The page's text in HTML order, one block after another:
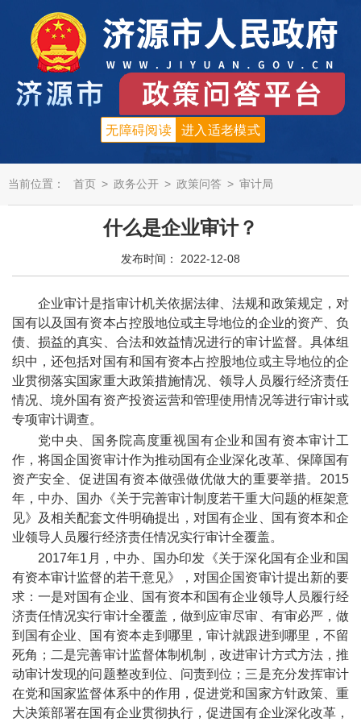
进入适老模式
无障碍阅读
当前位置： 首页 > 政务公开 > 政策问答 > 审计局
什么是企业审计？
发布时间： 2022-12-08
企业审计是指审计机关依据法律、法规和政策规定，对
国有以及国有资本占控股地位或主导地位的企业的资产、负
债、损益的真实、合法和效益情况进行的审计监督。具体组
织中，还包括对国有和国有资本占控股地位或主导地位的企
业贯彻落实国家重大政策措施情况、领导人员履行经济责任
情况、境外国有资产投资运营和管理使用情况等进行审计或
专项审计调查。
党中央、国务院高度重视国有企业和国有资本审计工
作，将国企国资审计作为推动国有企业深化改革、保障国有
资产安全、促进国有资本做强做优做大的重要举措。2015
年，中办、国办《关于完善审计制度若干重大问题的框架意
见》及相关配套文件明确提出，对国有企业、国有资本和企
业领导人员履行经济责任情况实行审计全覆盖。
2017年1月，中办、国办印发《关于深化国有企业和国
有资本审计监督的若干意见》，对国企国资审计提出新的要
求：一是对国有企业、国有资本和国有企业领导人员履行经
济责任情况实行审计全覆盖，做到应审尽审、有审必严，做
到国有企业、国有资本走到哪里，审计就跟进到哪里，不留
死角；二是完善审计监督体制机制，改进审计方式方法，推
动审计发现的问题整改到位、问责到位；三是充分发挥审计
在党和国家监督体系中的作用，促进党和国家方针政策、重
大决策部署在国有企业贯彻执行，促进国有企业深化改革，